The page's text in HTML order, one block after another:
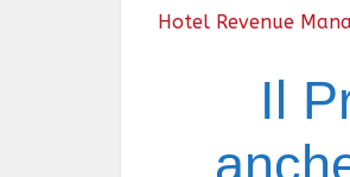
Hotel Revenue
Il